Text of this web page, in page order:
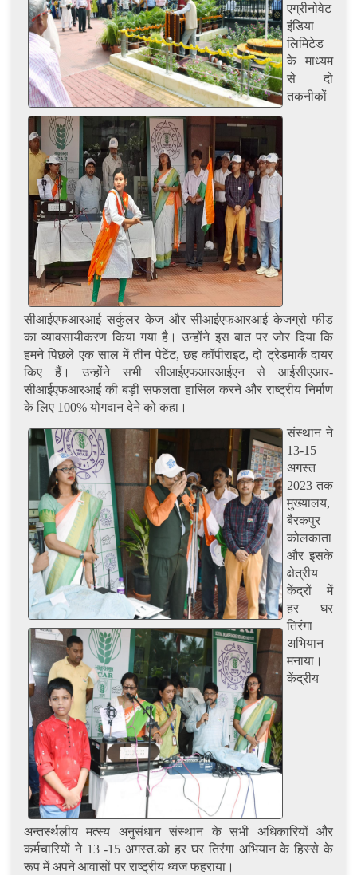
एग्रीनोवेट
इंडिया
लिमिटेड
के माध्यम
से दो
तकनीकों
सीआईएफआरआई सर्कुलर केज और सीआईएफआरआई केजग्रो फीड
का व्यावसायीकरण किया गया है। उन्होंने इस बात पर जोर दिया कि
हमने पिछले एक साल में तीन पेटेंट, छह कॉपीराइट, दो ट्रेडमार्क दायर
किए हैं। उन्होंने सभी सीआईएफआरआईएन से आईसीएआर-
सीआईएफआरआई की बड़ी सफलता हासिल करने और राष्ट्रीय निर्माण
के लिए 100% योगदान देने को कहा।
संस्थान ने
13-15
अगस्त
2023 तक
मुख्यालय,
बैरकपुर
कोलकाता
और इसके
क्षेत्रीय
केंद्रों में
हर घर
तिरंगा
अभियान
मनाया।
केंद्रीय
अन्तर्स्थलीय मत्स्य अनुसंधान संस्थान के सभी अधिकारियों और
कर्मचारियों ने 13 -15 अगस्त.को हर घर तिरंगा अभियान के हिस्से के
रूप में अपने आवासों पर राष्ट्रीय ध्वज फहराया।